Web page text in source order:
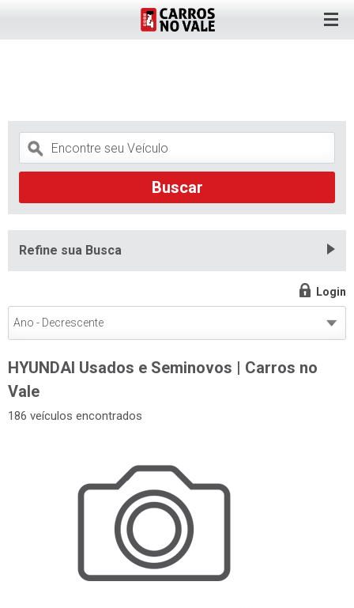
Refine sua Busca
Login
HYUNDAI Usados e Seminovos | Carros no
Vale
186 veículos encontrados